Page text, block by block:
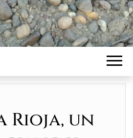
Rioja, un